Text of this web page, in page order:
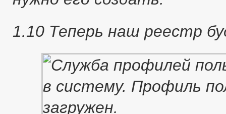
1.10 Теперь наш реестр